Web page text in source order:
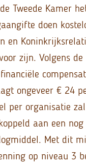
Tweede Kamer
doen
en
zijn. Volgens
ongeveer € 24
per organisatie
aan een
Met dit
op niveau 3